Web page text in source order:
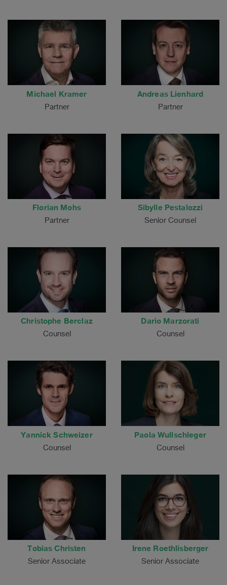
Michael Kramer
Partner
Andreas Lienhard
Partner
Florian Mohs
Partner
Sibylle Pestalozzi
Senior Counsel
Christophe Berclaz
Counsel
Dario Marzorati
Counsel
Yannick Schweizer
Counsel
Paola Wullschleger
Counsel
Tobias Christen
Senior Associate
Irene Roethlisberger
Senior Associate